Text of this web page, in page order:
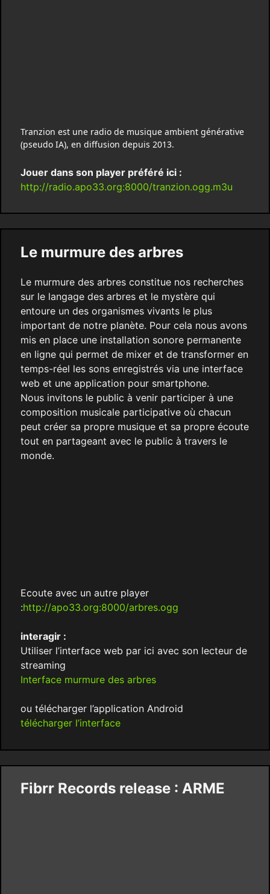
Tranzion est une radio de musique ambient générative
(pseudo IA), en diffusion depuis 2013.
Jouer dans son player préféré ici :
http://radio.apo33.org:8000/tranzion.ogg.m3u
Le murmure des arbres
Le murmure des arbres constitue nos recherches
sur le langage des arbres et le mystère qui
entoure un des organismes vivants le plus
important de notre planète. Pour cela nous avons
mis en place une installation sonore permanente
en ligne qui permet de mixer et de transformer en
temps-réel les sons enregistrés via une interface
web et une application pour smartphone.
Nous invitons le public à venir participer à une
composition musicale participative où chacun
peut créer sa propre musique et sa propre écoute
tout en partageant avec le public à travers le
monde.
Ecoute avec un autre player
:http://apo33.org:8000/arbres.ogg
interagir :
Utiliser l’interface web par ici avec son lecteur de
streaming
Interface murmure des arbres
ou télécharger l’application Android
télécharger l’interface
Fibrr Records release : ARME